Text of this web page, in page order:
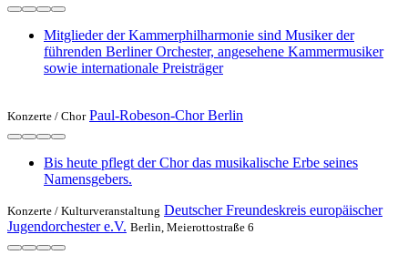
Mitglieder der Kammerphilharmonie sind Musiker der
führenden Berliner Orchester, angesehene Kammermusiker
sowie internationale Preisträger
Konzerte / Chor Paul-Robeson-Chor Berlin
Bis heute pflegt der Chor das musikalische Erbe seines
Namensgebers.
Konzerte / Kulturveranstaltung Deutscher Freundeskreis europäischer
Jugendorchester e.V. Berlin, Meierottostraße 6